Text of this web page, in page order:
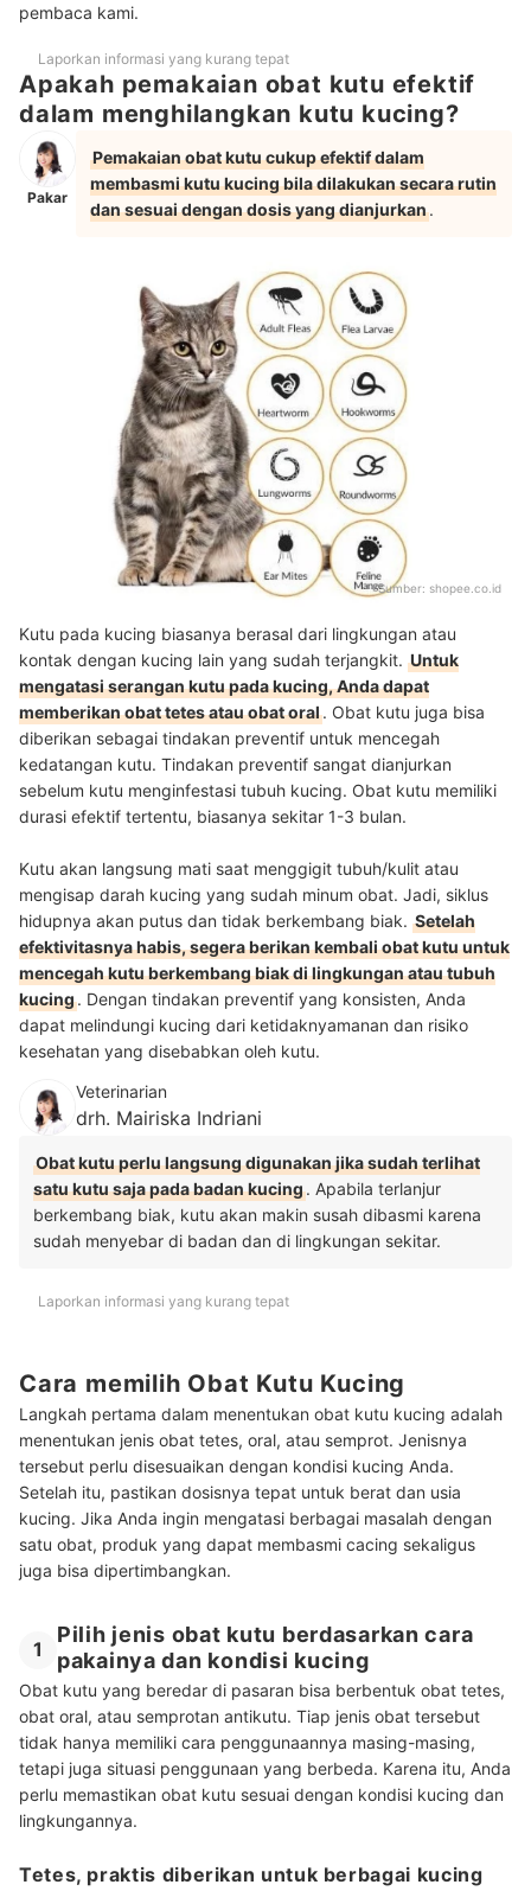
pembaca kami.
Laporkan informasi yang kurang tepat
Apakah pemakaian obat kutu efektif
dalam menghilangkan kutu kucing?
Pakar
Pemakaian obat kutu cukup efektif dalam
membasmi kutu kucing bila dilakukan secara rutin
dan sesuai dengan dosis yang dianjurkan.
Sumber: shopee.co.id
Kutu pada kucing biasanya berasal dari lingkungan atau
kontak dengan kucing lain yang sudah terjangkit. Untuk
mengatasi serangan kutu pada kucing, Anda dapat
memberikan obat tetes atau obat oral. Obat kutu juga bisa
diberikan sebagai tindakan preventif untuk mencegah
kedatangan kutu. Tindakan preventif sangat dianjurkan
sebelum kutu menginfestasi tubuh kucing. Obat kutu memiliki
durasi efektif tertentu, biasanya sekitar 1-3 bulan.
Kutu akan langsung mati saat menggigit tubuh/kulit atau
mengisap darah kucing yang sudah minum obat. Jadi, siklus
hidupnya akan putus dan tidak berkembang biak. Setelah
efektivitasnya habis, segera berikan kembali obat kutu untuk
mencegah kutu berkembang biak di lingkungan atau tubuh
kucing. Dengan tindakan preventif yang konsisten, Anda
dapat melindungi kucing dari ketidaknyamanan dan risiko
kesehatan yang disebabkan oleh kutu.
Veterinarian
drh. Mairiska Indriani
Obat kutu perlu langsung digunakan jika sudah terlihat
satu kutu saja pada badan kucing. Apabila terlanjur
berkembang biak, kutu akan makin susah dibasmi karena
sudah menyebar di badan dan di lingkungan sekitar.
Laporkan informasi yang kurang tepat
Cara memilih Obat Kutu Kucing
Langkah pertama dalam menentukan obat kutu kucing adalah
menentukan jenis obat tetes, oral, atau semprot. Jenisnya
tersebut perlu disesuaikan dengan kondisi kucing Anda.
Setelah itu, pastikan dosisnya tepat untuk berat dan usia
kucing. Jika Anda ingin mengatasi berbagai masalah dengan
satu obat, produk yang dapat membasmi cacing sekaligus
juga bisa dipertimbangkan.
1
Pilih jenis obat kutu berdasarkan cara
pakainya dan kondisi kucing
Obat kutu yang beredar di pasaran bisa berbentuk obat tetes,
obat oral, atau semprotan antikutu. Tiap jenis obat tersebut
tidak hanya memiliki cara penggunaannya masing-masing,
tetapi juga situasi penggunaan yang berbeda. Karena itu, Anda
perlu memastikan obat kutu sesuai dengan kondisi kucing dan
lingkungannya.
Tetes, praktis diberikan untuk berbagai kucing